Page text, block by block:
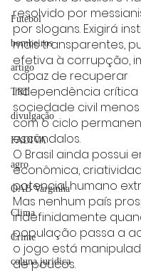
Futebol
bombeiros
artigo
TRT
divulgação
FADIVA
agro
OAB Varginha
Clima
Crime
coluna juridica
resolvido por
por slogans. Exigirá
mais transparentes,
efetiva à corrupção,
capaz de recuperar
independência crítica
sociedade civil
com o ciclo
escândalos.
O Brasil ainda possui
econômica,
potencial humano
Mas nenhum país
indefinidamente
população passa a
o jogo está
de poucos.